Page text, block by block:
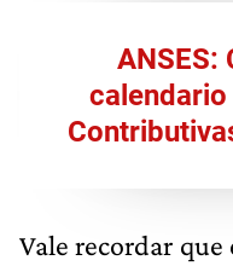
ANSES:
calendario
Vale recordar